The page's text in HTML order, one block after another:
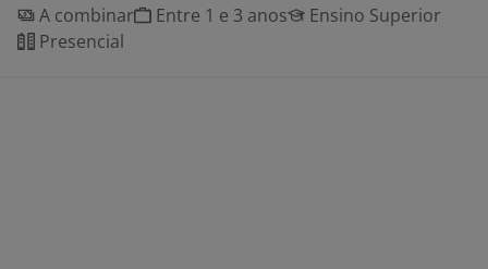
A combinar
Entre 1 e 3 anos
Ensino Superior
Presencial